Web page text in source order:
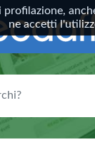
ne accetti